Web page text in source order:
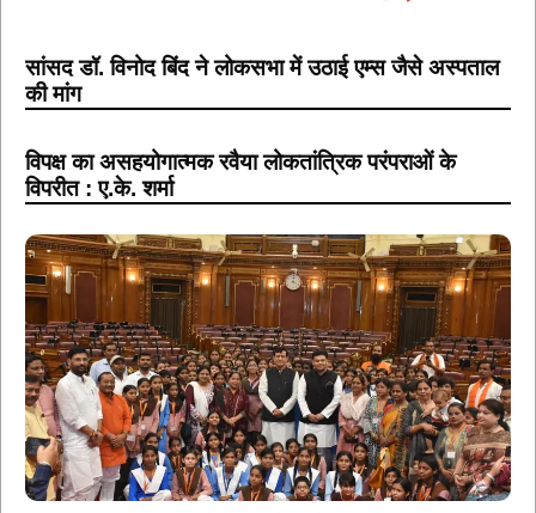
सांसद डॉ. विनोद बिंद ने लोकसभा में उठाई एम्स जैसे अस्पताल
की मांग
विपक्ष का असहयोगात्मक रवैया लोकतांत्रिक परंपराओं के
विपरीत : ए.के. शर्मा